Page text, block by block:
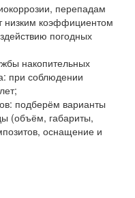
перепадам
низким коэффициентом
погодных
накопительных
при соблюдении
подберём варианты
(объём, габариты,
оснащение и